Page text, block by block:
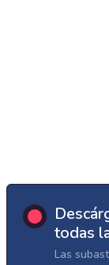
todas
Las